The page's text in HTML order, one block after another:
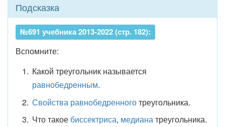
Подсказка
№691 учебника 2013-2022 (стр. 182):
Вспомните:
Какой треугольник называется
равнобедренным.
Свойства равнобедренноготреугольника.
Что такое биссектриса, медианатреугольника.